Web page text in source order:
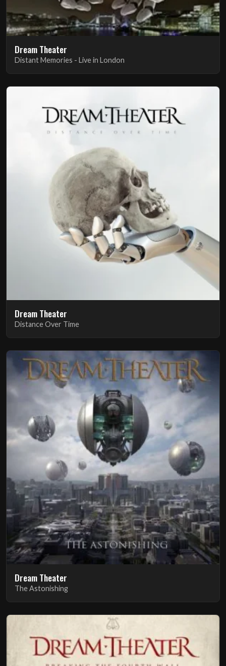
Dream Theater
Distant Memories - Live in London
Dream Theater
Distance Over Time
Dream Theater
The Astonishing